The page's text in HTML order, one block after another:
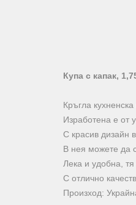
Купа с капак,
Кръгла
Изработена е от
С красив дизайн
В нея можете да
Лека и удобна,
С отлично
Произход: